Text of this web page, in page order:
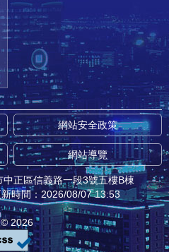
網站安全政策
網站導覽
正區信義路一段3號五樓B棟
時間：2026/08/07 13:53
© 2026